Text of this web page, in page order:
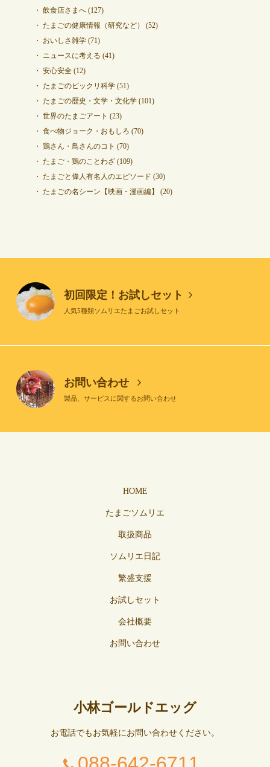
飲食店さまへ(127)
たまごの健康情報（研究など）
(52)
おいしさ雑学(71)
ニュースに考える (41)
安心安全(12)
たまごのビックリ科学(51)
たまごの歴史・文学・文化学(101)
世界のたまごアート (23)
食べ物ジョーク・おもしろ (70)
鶏さん・鳥さんのコト (70)
たまご・鶏のことわざ(109)
たまごと偉人有名人のエピソード (30)
たまごの名シーン【映画・漫画編】
(20)
初回限定！お試しセット
人気5種類ソムリエたまごお試しセット
お問い合わせ
製品、サービスに関するお問い合わせ
HOME
たまごソムリエ
取扱商品
ソムリエ日記
繁盛支援
お試しセット
会社概要
お問い合わせ
小林ゴールドエッグ
お電話でもお気軽にお問い合わせください。